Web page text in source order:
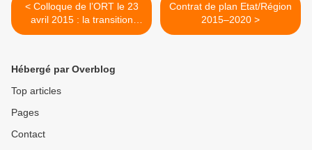
< Colloque de l’ORT le 23
avril 2015 : la transition
énergétique dans les
Contrat de plan Etat/Région
2015–2020 >
Hébergé par Overblog
Top articles
Pages
Contact